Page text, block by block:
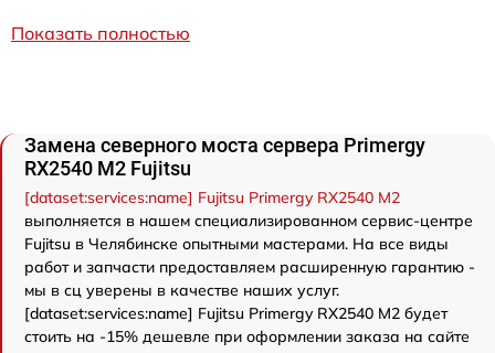
Показать полностью
Замена северного моста сервера Primergy
RX2540 M2 Fujitsu
[dataset:services:name] Fujitsu Primergy RX2540 M2
выполняется в нашем специализированном сервис-центре
Fujitsu в Челябинске опытными мастерами. На все виды
работ и запчасти предоставляем расширенную гарантию -
мы в сц уверены в качестве наших услуг.
[dataset:services:name] Fujitsu Primergy RX2540 M2 будет
стоить на -15% дешевле при оформлении заказа на сайте